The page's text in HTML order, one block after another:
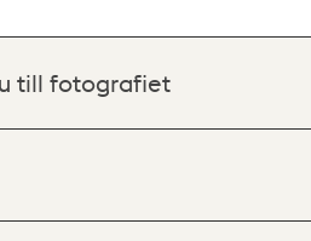
till fotografiet